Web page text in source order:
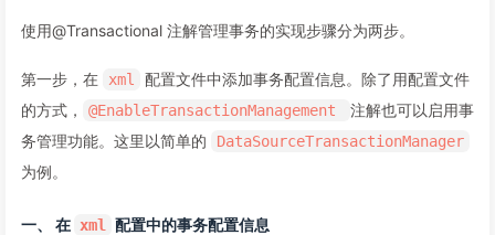
使用@Transactional 注解管理事务的实现步骤分为两步。
第一步，在 xml
配置文件中添加事务配置信息。除了用配置文件
的方式，
@EnableTransactionManagement
注解也可以启用事
务管理功能。这里以简单的
DataSourceTransactionManager
为例。
一、 在 xml 配置中的事务配置信息